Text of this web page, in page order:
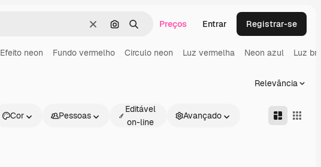
LimparPesquisar por imagem
BuscarPreços Entrar Registrar-se
Efeito neon Fundo vermelho Circulo neon Luz vermelha Neon azul Luz
Relevância
Cor Pessoas
Editável
on-line
Avançado